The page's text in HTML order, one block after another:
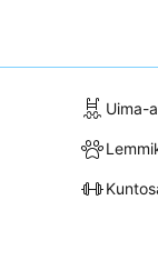
Uima-